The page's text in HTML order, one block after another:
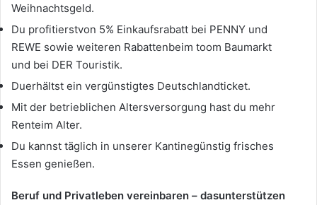
Weihnachtsgeld.
Du profitierstvon 5% Einkaufsrabatt bei PENNY und
REWE sowie weiteren Rabattenbeim toom Baumarkt
und bei DER Touristik.
Duerhältst ein vergünstigtes Deutschlandticket.
Mit der betrieblichen Altersversorgung hast du mehr
Renteim Alter.
Du kannst täglich in unserer Kantinegünstig frisches
Essen genießen.
Beruf und Privatleben vereinbaren – dasunterstützen